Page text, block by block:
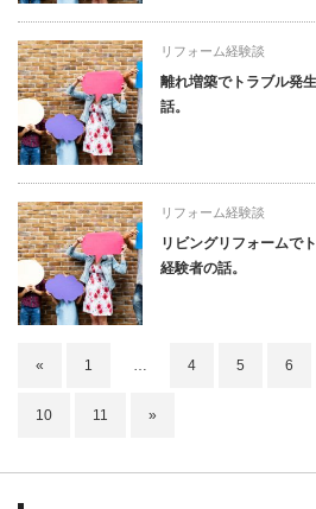
リフォーム経験談
離れ増築でトラブル発
話。
リフォーム経験談
リビングリフォームで
経験者の話。
« 1 … 4 5 6
10 11 »